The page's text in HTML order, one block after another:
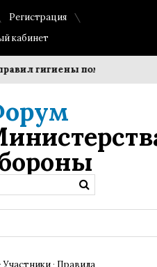
Регистрация
кабинет
гигиены помогает
·Участники · Правила